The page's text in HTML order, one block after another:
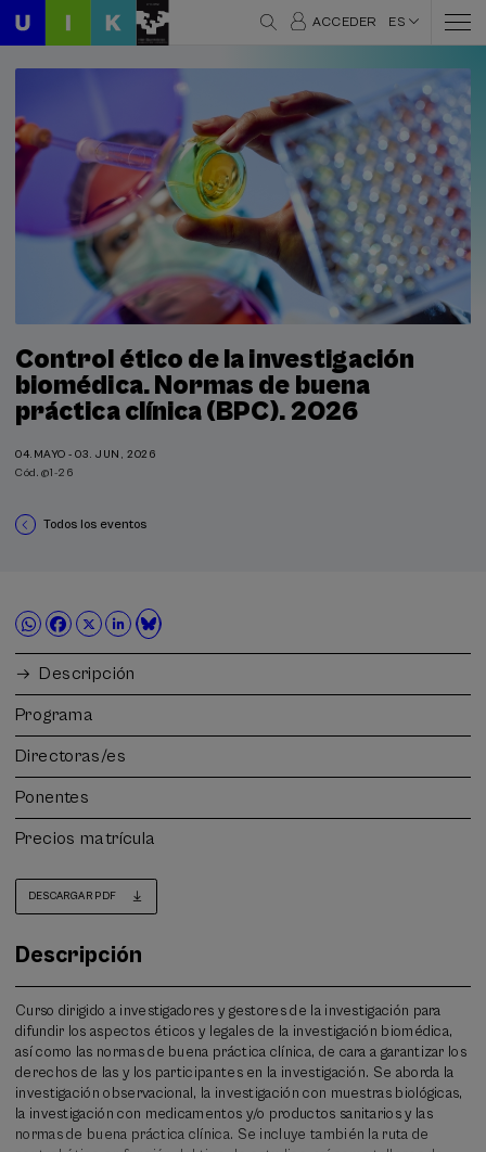
ACCEDER ES
Control ético de la investigación
biomédica. Normas de buena
práctica clínica (BPC). 2026
04.MAYO - 03. JUN, 2026
Cód. @1-26
Todos los eventos
Descripción
Programa
Directoras/es
Ponentes
Precios matrícula
DESCARGAR PDF
Descripción
Curso dirigido a investigadores y gestores de la investigación para
difundir los aspectos éticos y legales de la investigación biomédica,
así como las normas de buena práctica clínica, de cara a garantizar los
derechos de las y los participantes en la investigación. Se aborda la
investigación observacional, la investigación con muestras biológicas,
la investigación con medicamentos y/o productos sanitarios y las
normas de buena práctica clínica. Se incluye también la ruta de